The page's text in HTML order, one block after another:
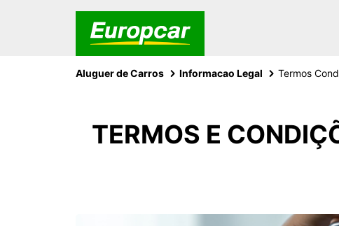
Aluguer de Carros Informacao Legal Termos
TERMOS E